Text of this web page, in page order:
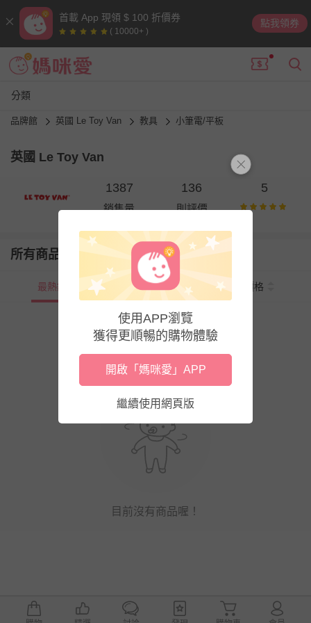
首載 App 現領 $ 100 折價券
( 10000+ )
點我領券
分類
品牌館 英國 Le Toy Van 教具 小筆電/平板
英國 Le Toy Van
1387
銷售量
136
則評價
5
所有商品
最熱銷 新上市 價格
目前沒有商品喔！
使用APP瀏覽
獲得更順暢的購物體驗
開啟「媽咪愛」APP
繼續使用網頁版